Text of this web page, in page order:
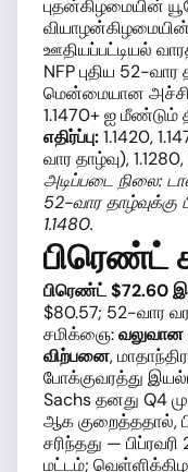
புதன்கிழமையின்
ஊதியப்பட்டியல்
NFP புதிய 52-
மென்மையான
1.1470+ ஐ மீண்டும்
எதிர்ப்பு:1.1420,
வார தாழ்வு), 1.1280,
அடிப்படை நிலை:
52-வார தாழ்வுக்கு
1.1480.
பிரெண்ட் $72.60
$80.57; 52-வார
சமிக்ஞை:
விற்பனை,
போக்குவரத்து
Sachs தனது Q4
ஆக குறைத்ததால்,
சரிந்தது —
மட்டம்;